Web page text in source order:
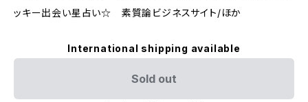
ッキー出会い星占い☆ 素質論ビジネスサイト/ほか
International shipping available
Sold out